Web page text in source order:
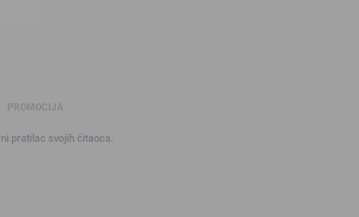
PROMOCIJA
pratilac svojih čitaoca.